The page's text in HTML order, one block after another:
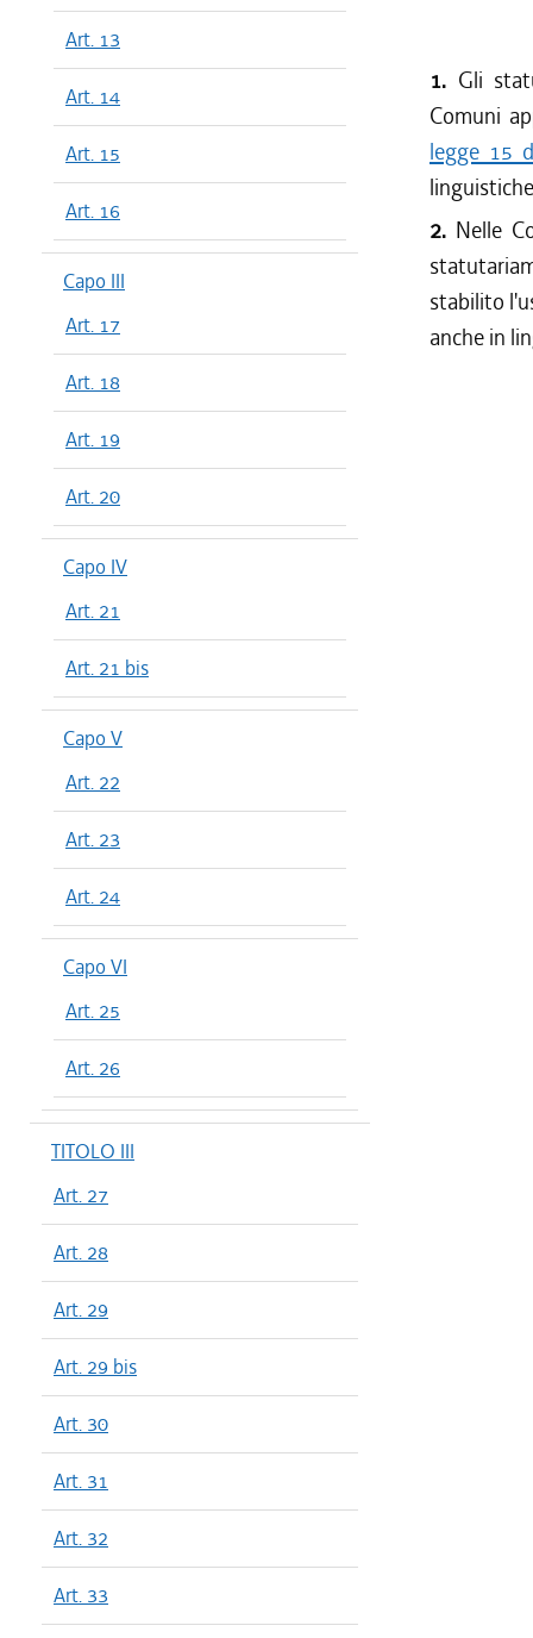
Art. 13
Art. 14
Art. 15
Art. 16
Capo III
Art. 17
Art. 18
Art. 19
Art. 20
Capo IV
Art. 21
Art. 21 bis
Capo V
Art. 22
Art. 23
Art. 24
Capo VI
Art. 25
Art. 26
TITOLO III
Art. 27
Art. 28
Art. 29
Art. 29 bis
Art. 30
Art. 31
Art. 32
Art. 33
1. Gli
Comuni
legge 15
2. Nelle
stabilito
anche in